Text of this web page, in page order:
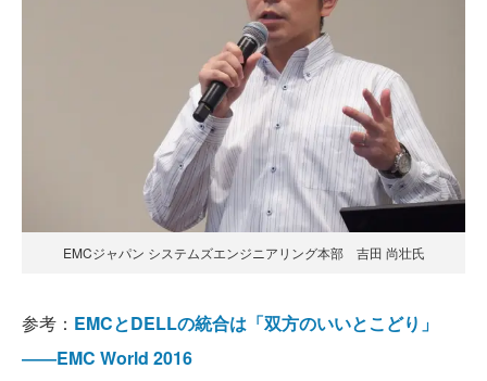
EMCジャパン システムズエンジニアリング本部 吉田 尚壮氏
参考： EMCとDELLの統合は「双方のいいとこどり」
――EMC World 2016